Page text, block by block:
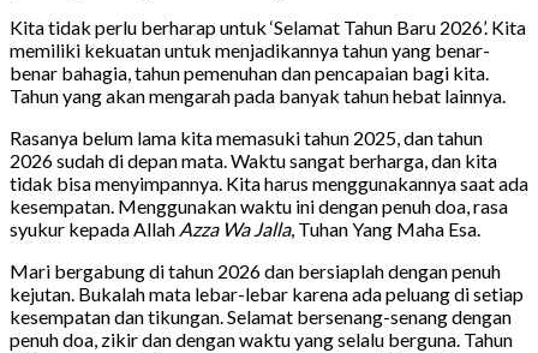
Kita tidak perlu berharap untuk ‘Selamat Tahun Baru 2026’. Kita
memiliki kekuatan untuk menjadikannya tahun yang benar-
benar bahagia, tahun pemenuhan dan pencapaian bagi kita.
Tahun yang akan mengarah pada banyak tahun hebat lainnya.
Rasanya belum lama kita memasuki tahun 2025, dan tahun
2026 sudah di depan mata. Waktu sangat berharga, dan kita
tidak bisa menyimpannya. Kita harus menggunakannya saat ada
kesempatan. Menggunakan waktu ini dengan penuh doa, rasa
syukur kepada Allah Azza Wa Jalla, Tuhan Yang Maha Esa.
Mari bergabung di tahun 2026 dan bersiaplah dengan penuh
kejutan. Bukalah mata lebar-lebar karena ada peluang di setiap
kesempatan dan tikungan. Selamat bersenang-senang dengan
penuh doa, zikir dan dengan waktu yang selalu berguna. Tahun